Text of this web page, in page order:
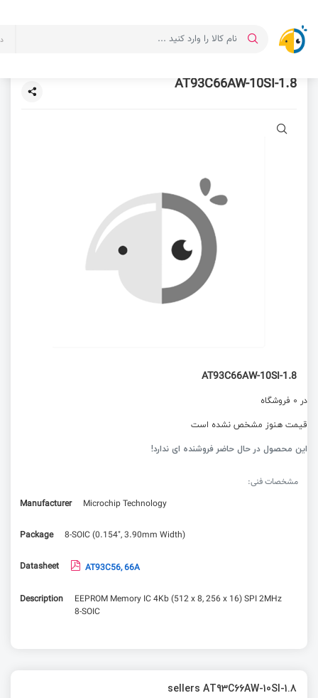
AT93C66AW-10SI-1.8
AT93C66AW-10SI-1.8
در 0 فروشگاه
قیمت هنوز مشخص نشده است
این محصول در حال حاضر فروشنده ای ندارد!
مشخصات فنی:
Manufacturer
Microchip Technology
Package 8-SOIC (0.154", 3.90mm Width)
Datasheet AT93C56, 66A
Description
EEPROM Memory IC 4Kb (512 x 8, 256 x 16) SPI 2MHz
8-SOIC
sellers AT93C66AW-10SI-1.8